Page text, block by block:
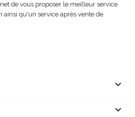
de vous proposer le meilleur service
qu'un service après vente de

